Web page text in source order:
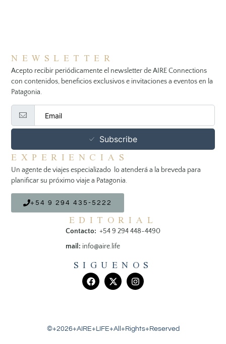
NEWSLETTER
Acepto recibir periódicamente el newsletter de AIRE Connections
con contenidos, beneficios exclusivos e invitaciones a eventos en la
Patagonia.
Subscribe
EXPERIENCIAS
Un agente de viajes especializado lo atenderá a la breveda para
planificar su próximo viaje a Patagonia.
+54 9 294 435-5222
EDITORIAL
Contacto: +54 9 294 448-4490
mail: info@aire.life
SIGUENOS
©+2026+AIRE+LIFE+All+Rights+Reserved